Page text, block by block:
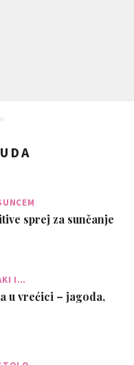
sprej za sunčanje
I…
u vrećici – jagoda,